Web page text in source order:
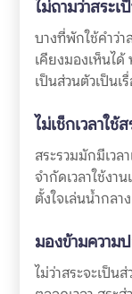
ไม่ถามว่าสระ
บางที่พักใช้คำว่า
เคียงมองเห็นไ
เป็นส่วนตัวเป็น
ไม่เช็กเวลาใช้ส
สระรวมมักมีเว
จำกัดเวลาใช้งา
ตั้งใจเล่นน้ำกล
มองข้ามความ
ไม่ว่าสระจะเป็น